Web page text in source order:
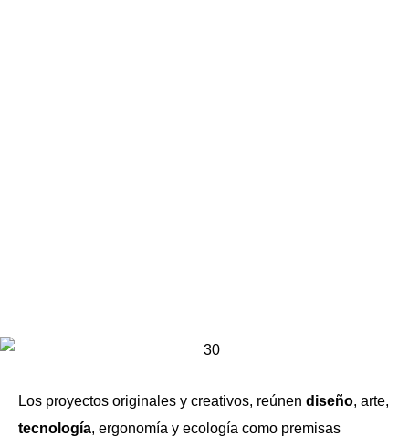
Los proyectos originales y creativos, reúnen diseño, arte,
tecnología, ergonomía y ecología como premisas